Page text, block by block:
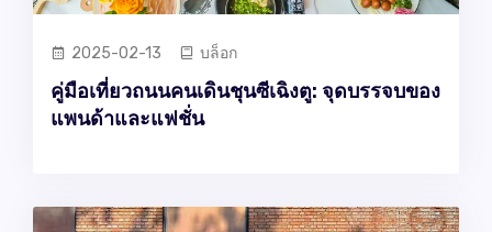
2025-02-13 บล็อก
คู่มือเที่ยวถนนคนเดินชุนซีเฉิงตู: จุดบรรจบของ
แพนด้าและแฟชั่น